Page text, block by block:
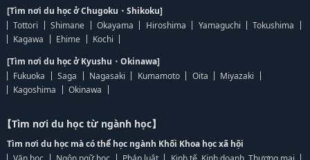
[Tìm nơi du học ở Chugoku・Shikoku]
Tottori
Shimane Okayama Hiroshima Yamaguchi
Tokushima
Kagawa
Ehime
Kochi
[Tìm nơi du học ở Kyushu・Okinawa]
Fukuoka
Saga Nagasaki Kumamoto Oita
Miyazaki
Kagoshima
Okinawa
【Tìm nơi du học từ ngành học】
Tìm nơi du học mà có thể học ngành Khối Khoa học xã hội